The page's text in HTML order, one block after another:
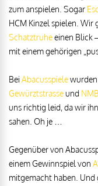
zum anspielen. Sogar
HCM Kinzel spielen. Wir
Schatztruheeinen Blick
mit einem gehörigen
Bei Abacusspiele
Gewürztstrasseund
uns richtig leid, da wir
sahen. Oh je …
Gegenüber von
einem Gewinnspiel von
mitgemacht haben.